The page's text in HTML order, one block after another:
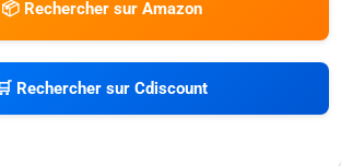
📦 Rechercher sur Amazon
Rechercher sur Cdiscount